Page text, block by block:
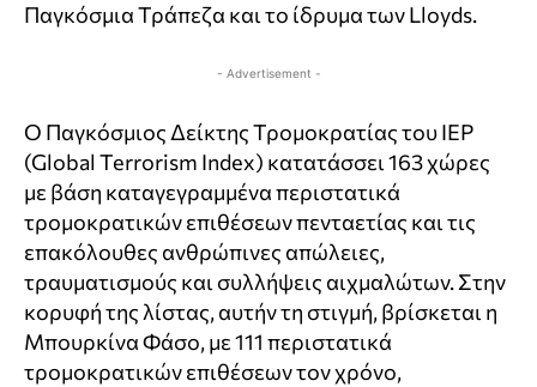
Παγκόσμια Τράπεζα και το ίδρυμα των Lloyds.
- Advertisement -
Ο Παγκόσμιος Δείκτης Τρομοκρατίας του IEP
(Global Terrorism Index) κατατάσσει 163 χώρες
με βάση καταγεγραμμένα περιστατικά
τρομοκρατικών επιθέσεων πενταετίας και τις
επακόλουθες ανθρώπινες απώλειες,
τραυματισμούς και συλλήψεις αιχμαλώτων. Στην
κορυφή της λίστας, αυτήν τη στιγμή, βρίσκεται η
Μπουρκίνα Φάσο, με 111 περιστατικά
τρομοκρατικών επιθέσεων τον χρόνο,